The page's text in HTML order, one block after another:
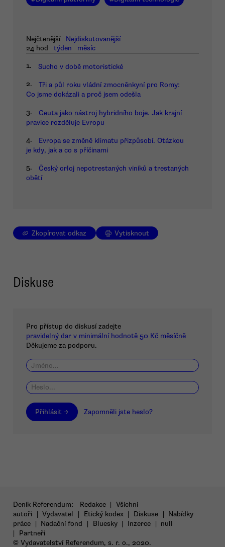
Nejčtenější
Nejdiskutovanější
24 hod
týden měsíc
1. Sucho v době motoristické
2.
Tři a půl roku vládní zmocněnkyní pro Romy:
Co jsme dokázali a proč jsem odešla
3.
Ceuta jako nástroj hybridního boje. Jak krajní
pravice rozděluje Evropu
4.
Evropa se změně klimatu přizpůsobí. Otázkou
je kdy, jak a co s příčinami
5.
Český orloj nepotrestaných viníků a trestaných
obětí
Zkopírovat odkaz Vytisknout
Diskuse
Pro přístup do diskusí zadejte
pravidelný dar v minimální hodnotě 50 Kč měsíčně
Děkujeme za podporu.
Přihlásit → Zapomněli jste heslo?
Deník Referendum: Redakce | Všichni
autoři | Vydavatel | Etický kodex | Diskuse | Nabídky
práce | Nadační fond | Bluesky | Inzerce | null
|
Partneři
© Vydavatelství Referendum, s. r. o., 2020.